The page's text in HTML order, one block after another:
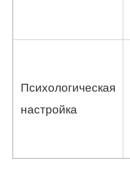
Психологическая
настройка